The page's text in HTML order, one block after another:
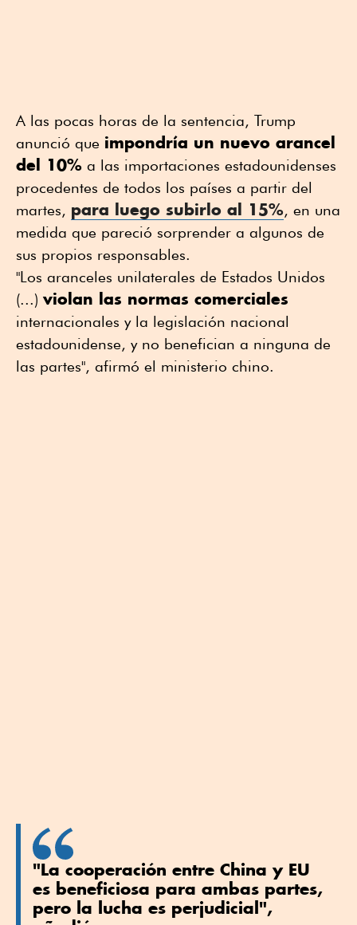
A las pocas horas de la sentencia, Trump
anunció que impondría un nuevo arancel
del 10% a las importaciones estadounidenses
procedentes de todos los países a partir del
martes, para luego subirlo al 15%, en una
medida que pareció sorprender a algunos de
sus propios responsables.
"Los aranceles unilaterales de Estados Unidos
(...) violan las normas comerciales
internacionales y la legislación nacional
estadounidense, y no benefician a ninguna de
las partes", afirmó el ministerio chino.
"La cooperación entre China y EU
es beneficiosa para ambas partes,
pero la lucha es perjudicial",